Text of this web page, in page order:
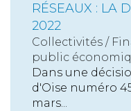
RÉSEAUX : LA
2022
Collectivités /
public
Dans une
d'Oise numéro
mars...